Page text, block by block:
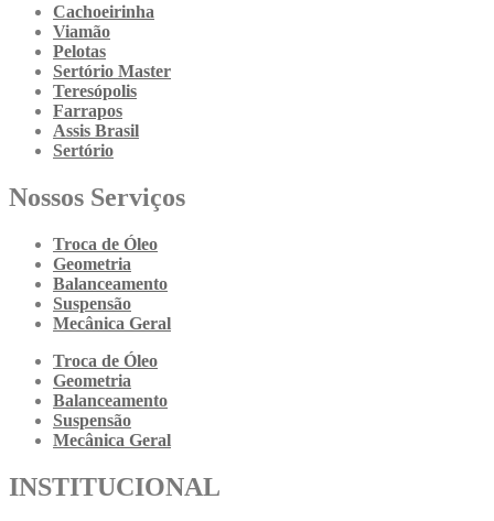
Cachoeirinha
Viamão
Pelotas
Sertório Master
Teresópolis
Farrapos
Assis Brasil
Sertório
Nossos Serviços
Troca de Óleo
Geometria
Balanceamento
Suspensão
Mecânica Geral
Troca de Óleo
Geometria
Balanceamento
Suspensão
Mecânica Geral
INSTITUCIONAL